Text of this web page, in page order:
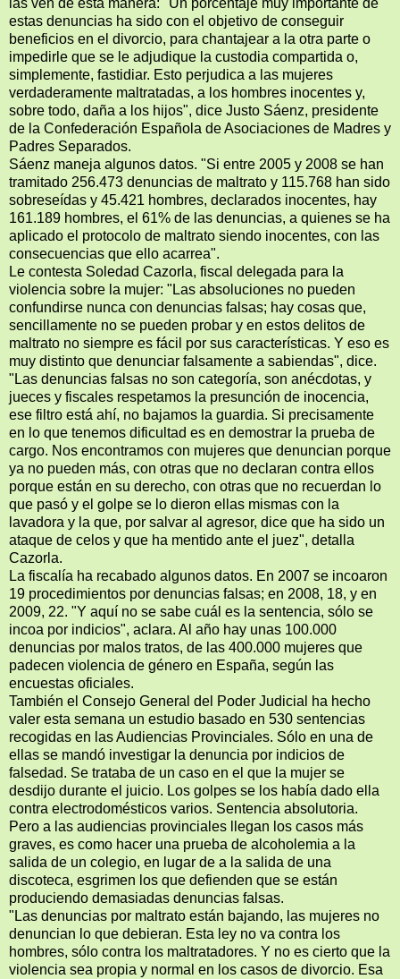
las ven de esta manera: "Un porcentaje muy importante de
estas denuncias ha sido con el objetivo de conseguir
beneficios en el divorcio, para chantajear a la otra parte o
impedirle que se le adjudique la custodia compartida o,
simplemente, fastidiar. Esto perjudica a las mujeres
verdaderamente maltratadas, a los hombres inocentes y,
sobre todo, daña a los hijos", dice Justo Sáenz, presidente
de la Confederación Española de Asociaciones de Madres y
Padres Separados.
Sáenz maneja algunos datos. "Si entre 2005 y 2008 se han
tramitado 256.473 denuncias de maltrato y 115.768 han sido
sobreseídas y 45.421 hombres, declarados inocentes, hay
161.189 hombres, el 61% de las denuncias, a quienes se ha
aplicado el protocolo de maltrato siendo inocentes, con las
consecuencias que ello acarrea".
Le contesta Soledad Cazorla, fiscal delegada para la
violencia sobre la mujer: "Las absoluciones no pueden
confundirse nunca con denuncias falsas; hay cosas que,
sencillamente no se pueden probar y en estos delitos de
maltrato no siempre es fácil por sus características. Y eso es
muy distinto que denunciar falsamente a sabiendas", dice.
"Las denuncias falsas no son categoría, son anécdotas, y
jueces y fiscales respetamos la presunción de inocencia,
ese filtro está ahí, no bajamos la guardia. Si precisamente
en lo que tenemos dificultad es en demostrar la prueba de
cargo. Nos encontramos con mujeres que denuncian porque
ya no pueden más, con otras que no declaran contra ellos
porque están en su derecho, con otras que no recuerdan lo
que pasó y el golpe se lo dieron ellas mismas con la
lavadora y la que, por salvar al agresor, dice que ha sido un
ataque de celos y que ha mentido ante el juez", detalla
Cazorla.
La fiscalía ha recabado algunos datos. En 2007 se incoaron
19 procedimientos por denuncias falsas; en 2008, 18, y en
2009, 22. "Y aquí no se sabe cuál es la sentencia, sólo se
incoa por indicios", aclara. Al año hay unas 100.000
denuncias por malos tratos, de las 400.000 mujeres que
padecen violencia de género en España, según las
encuestas oficiales.
También el Consejo General del Poder Judicial ha hecho
valer esta semana un estudio basado en 530 sentencias
recogidas en las Audiencias Provinciales. Sólo en una de
ellas se mandó investigar la denuncia por indicios de
falsedad. Se trataba de un caso en el que la mujer se
desdijo durante el juicio. Los golpes se los había dado ella
contra electrodomésticos varios. Sentencia absolutoria.
Pero a las audiencias provinciales llegan los casos más
graves, es como hacer una prueba de alcoholemia a la
salida de un colegio, en lugar de a la salida de una
discoteca, esgrimen los que defienden que se están
produciendo demasiadas denuncias falsas.
"Las denuncias por maltrato están bajando, las mujeres no
denuncian lo que debieran. Esta ley no va contra los
hombres, sólo contra los maltratadores. Y no es cierto que la
violencia sea propia y normal en los casos de divorcio. Esa